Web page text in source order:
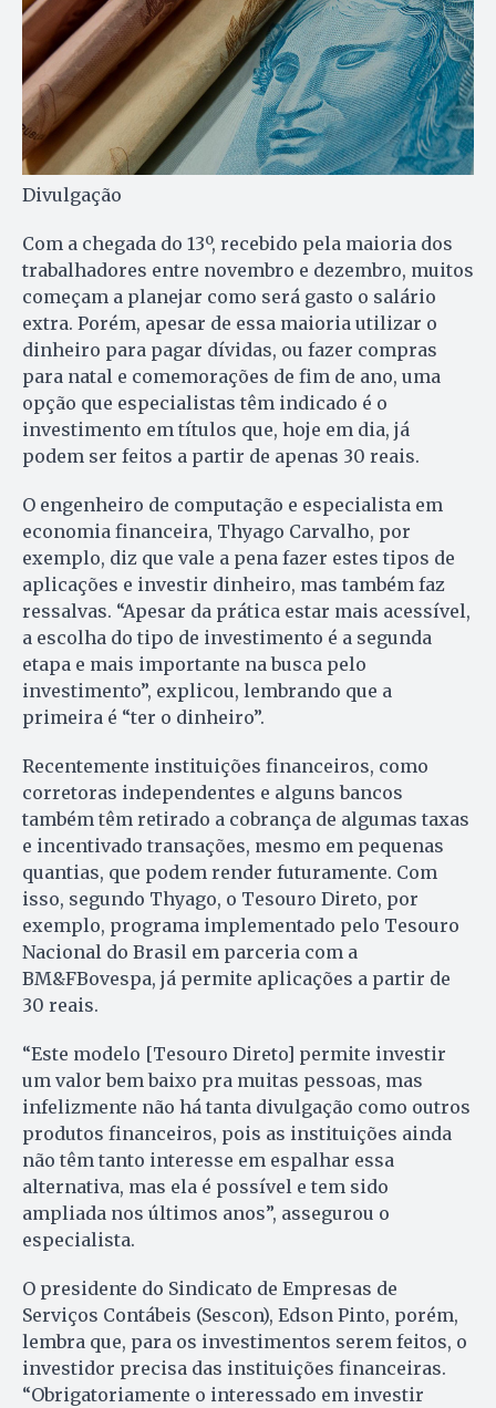
Divulgação
Com a chegada do 13º, recebido pela maioria dos
trabalhadores entre novembro e dezembro, muitos
começam a planejar como será gasto o salário
extra. Porém, apesar de essa maioria utilizar o
dinheiro para pagar dívidas, ou fazer compras
para natal e comemorações de fim de ano, uma
opção que especialistas têm indicado é o
investimento em títulos que, hoje em dia, já
podem ser feitos a partir de apenas 30 reais.
O engenheiro de computação e especialista em
economia financeira, Thyago Carvalho, por
exemplo, diz que vale a pena fazer estes tipos de
aplicações e investir dinheiro, mas também faz
ressalvas. “Apesar da prática estar mais acessível,
a escolha do tipo de investimento é a segunda
etapa e mais importante na busca pelo
investimento”, explicou, lembrando que a
primeira é “ter o dinheiro”.
Recentemente instituições financeiros, como
corretoras independentes e alguns bancos
também têm retirado a cobrança de algumas taxas
e incentivado transações, mesmo em pequenas
quantias, que podem render futuramente. Com
isso, segundo Thyago, o Tesouro Direto, por
exemplo, programa implementado pelo Tesouro
Nacional do Brasil em parceria com a
BM&FBovespa, já permite aplicações a partir de
30 reais.
“Este modelo [Tesouro Direto] permite investir
um valor bem baixo pra muitas pessoas, mas
infelizmente não há tanta divulgação como outros
produtos financeiros, pois as instituições ainda
não têm tanto interesse em espalhar essa
alternativa, mas ela é possível e tem sido
ampliada nos últimos anos”, assegurou o
especialista.
O presidente do Sindicato de Empresas de
Serviços Contábeis (Sescon), Edson Pinto, porém,
lembra que, para os investimentos serem feitos, o
investidor precisa das instituições financeiras.
“Obrigatoriamente o interessado em investir